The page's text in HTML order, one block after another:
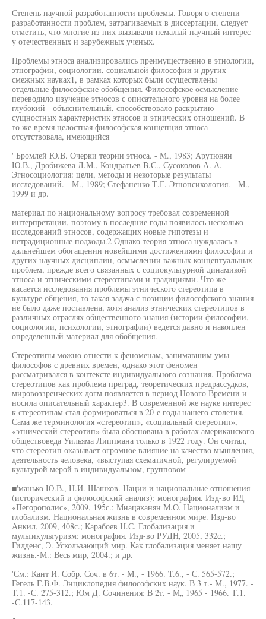
Степень научной разработанности проблемы. Говоря о степени
разработанности проблем, затрагиваемых в диссертации, следует
отметить, что многие из них вызывали немалый научный интерес
у отечественных и зарубежных ученых.
Проблемы этноса анализировались преимущественно в этнологии,
этнографии, социологии, социальной философии и других
смежных науках1, в рамках которых были осуществлены
отдельные философские обобщения. Философское осмысление
переводило изучение этносов с описательного уровня на более
глубокий - объяснительный, способствовало раскрытию
сущностных характеристик этносов и этнических отношений. В
то же время целостная философская концепция этноса
отсутствовала, имеющийся
' Бромлей Ю.В. Очерки теории этноса. - М., 1983; Арутюнян
Ю.В., Дробижева Л.М., Кондратьев B.C., Сусоколов А. А.
Эгносоциология: цели, методы и некоторые результаты
исследований. - М., 1989; Стефаненко Т.Г. Этнопсихология. - М.,
1999 и др.
материал по национальному вопросу требовал современной
интерпретации, поэтому в последние годы появилось несколько
исследований этносов, содержащих новые гипотезы и
нетрадиционные подходы.2 Однако теория этноса нуждалась в
дальнейшем обогащении новейшими достижениями философии и
других научных дисциплин, осмыслении важных концептуальных
проблем, прежде всего связанных с социокультурной динамикой
этноса и этническими стереотипами и традициями. Что же
касается исследования проблемы этнического стереотипа в
культуре общения, то такая задача с позиции философского знания
не было даже поставлена, хотя анализ этнических стереотипов в
различных отраслях общественного знания (истории философии,
социологии, психологии, этнографии) ведется давно и накоплен
определенный материал для обобщения.
Стереотипы можно отнести к феноменам, занимавшим умы
философов с древних времен, однако этот феномен
рассматривался в контексте индивидуального сознания. Проблема
стереотипов как проблема преград, теоретических предрассудков,
мировоззренческих догм появляется в период Нового Времени и
носила описательный характер3. В современной же науке интерес
к стереотипам стал формироваться в 20-е годы нашего столетия.
Сама же терминология «стереотип», «социальный стереотип»,
«этнический стереотип» была обоснована в работах американского
обществоведа Уильяма Липпмана только в 1922 году. Он считал,
что стереотип оказывает огромное влияние на качество мышления,
деятельность человека, «выступая схематичной, регулируемой
культурой мерой в индивидуальном, групповом
■'манько Ю.В., Н.И. Шашков. Нации и национальные отношения
(исторический и философский анализ): монография. Изд-во ИД
«Пегорополис», 2009, 195с.; Мнацаканян М.О. Национализм и
глобализм. Национальная жизнь в современном мире. Изд-во
Анкил, 2009, 408с.; Карабоев Н.С. Глобализация и
мультикультуризм: монография. Изд-во РУДН, 2005, 332с.;
Гидденс, Э. Ускользающий мир. Как глобализация меняет нашу
жизнь.-М.: Весь мир, 2004.; и др.
'См.: Кант И. Собр. Соч. в 6т. - М., - 1966. T.6., - С. 565-572.;
Гегель Г.В.Ф. Энциклопедия философских наук. В 3 т.- М., 1977. -
T.1. -С. 275-312.; Юм Д. Сочинения: В 2т. - М„ 1965 - 1966. Т.1.
-С.117-143.